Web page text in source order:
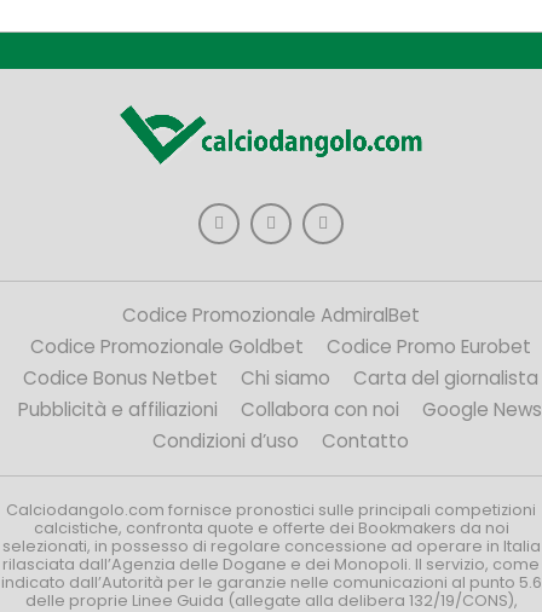
Codice Promozionale AdmiralBet
Codice Promozionale Goldbet
Codice Promo Eurobet
Codice Bonus Netbet
Chi siamo
Carta del giornalista
Pubblicità e affiliazioni
Collabora con noi
Google News
Condizioni d’uso
Contatto
Calciodangolo.com fornisce pronostici sulle principali competizioni
calcistiche, confronta quote e offerte dei Bookmakers da noi
selezionati, in possesso di regolare concessione ad operare in Italia
rilasciata dall’Agenzia delle Dogane e dei Monopoli. Il servizio, come
indicato dall’Autorità per le garanzie nelle comunicazioni al punto 5.6
delle proprie Linee Guida (allegate alla delibera 132/19/CONS),